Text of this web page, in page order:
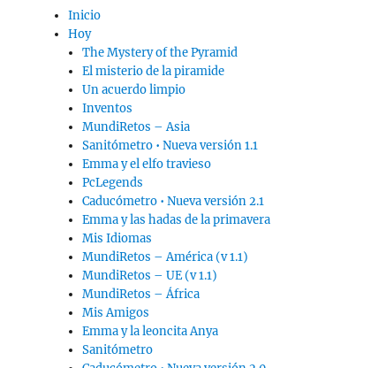
Inicio
Hoy
The Mystery of the Pyramid
El misterio de la piramide
Un acuerdo limpio
Inventos
MundiRetos – Asia
Sanitómetro • Nueva versión 1.1
Emma y el elfo travieso
PcLegends
Caducómetro • Nueva versión 2.1
Emma y las hadas de la primavera
Mis Idiomas
MundiRetos – América (v 1.1)
MundiRetos – UE (v 1.1)
MundiRetos – África
Mis Amigos
Emma y la leoncita Anya
Sanitómetro